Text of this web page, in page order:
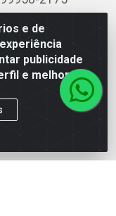
e de
publicidade
e melhorar a
Doutor Jorge
/ MG - CEP
0001-66